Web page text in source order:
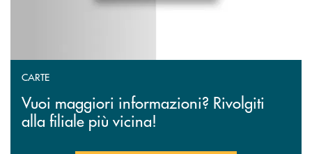
CARTE
Vuoi maggiori informazioni? Rivolgiti
alla filiale più vicina!